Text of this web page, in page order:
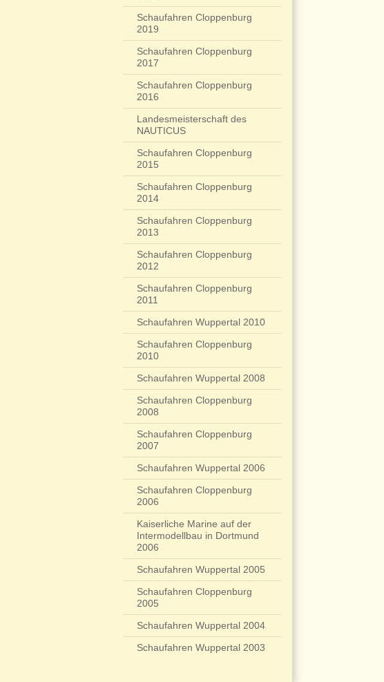
Schaufahren Cloppenburg
2019
Schaufahren Cloppenburg
2017
Schaufahren Cloppenburg
2016
Landesmeisterschaft des
NAUTICUS
Schaufahren Cloppenburg
2015
Schaufahren Cloppenburg
2014
Schaufahren Cloppenburg
2013
Schaufahren Cloppenburg
2012
Schaufahren Cloppenburg
2011
Schaufahren Wuppertal 2010
Schaufahren Cloppenburg
2010
Schaufahren Wuppertal 2008
Schaufahren Cloppenburg
2008
Schaufahren Cloppenburg
2007
Schaufahren Wuppertal 2006
Schaufahren Cloppenburg
2006
Kaiserliche Marine auf der
Intermodellbau in Dortmund
2006
Schaufahren Wuppertal 2005
Schaufahren Cloppenburg
2005
Schaufahren Wuppertal 2004
Schaufahren Wuppertal 2003